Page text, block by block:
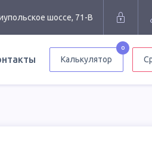
шоссе, 71-В
Калькулятор
0